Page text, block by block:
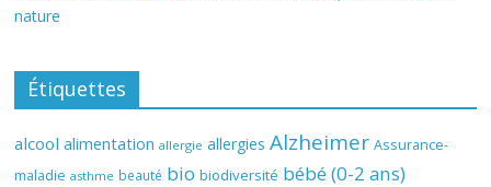
nature
Étiquettes
alcool alimentation allergie allergies Alzheimer Assurance-
maladie asthme beauté bio biodiversité bébé (0-2 ans)